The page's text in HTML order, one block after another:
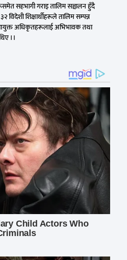
सहभागी गराइ तालिम सञ्चालन हुँदै
विदेशी शिक्षार्थीहरूले तालिम सम्पन्न
अधिकृतहरूलाई अभिभावक तथा
।।